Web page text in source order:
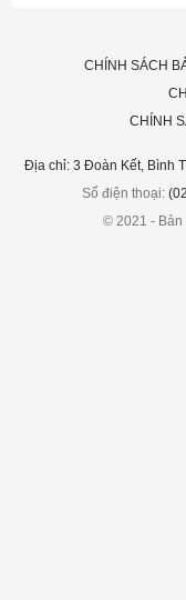
CHÍNH SÁCH
CHÍNH
Địa chỉ: 3 Đoàn Kết, Bình
Số điện thoại:
© 2021 - Bản